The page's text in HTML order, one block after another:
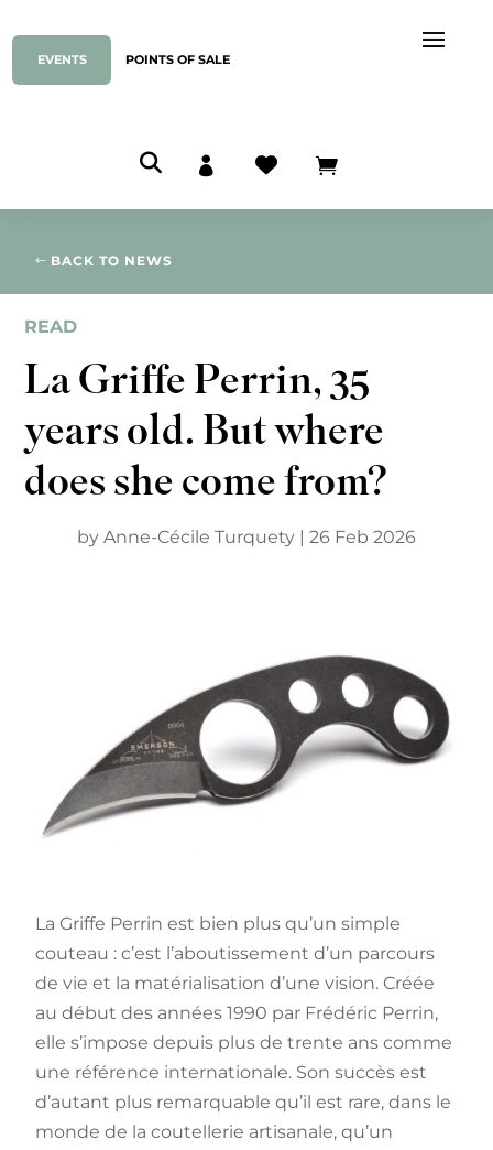
EVENTS POINTS OF SALE
  
BACK TO NEWS
READ
La Griffe Perrin, 35
years old. But where
does she come from?
by Anne-Cécile Turquety | 26 Feb 2026
La Griffe Perrin est bien plus qu’un simple
couteau : c’est l’aboutissement d’un parcours
de vie et la matérialisation d’une vision. Créée
au début des années 1990 par Frédéric Perrin,
elle s’impose depuis plus de trente ans comme
une référence internationale. Son succès est
d’autant plus remarquable qu’il est rare, dans le
monde de la coutellerie artisanale, qu’un